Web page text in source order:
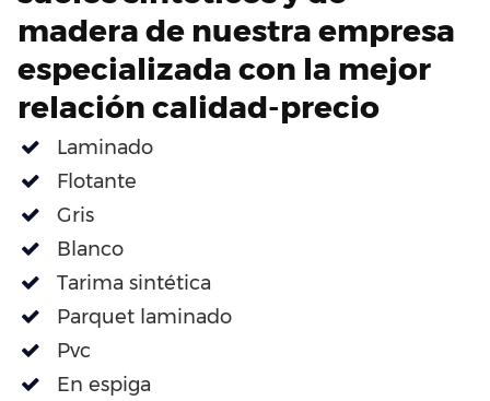
madera de nuestra empresa
especializada con la mejor
relación calidad-precio
Laminado
Flotante
Gris
Blanco
Tarima sintética
Parquet laminado
Pvc
En espiga